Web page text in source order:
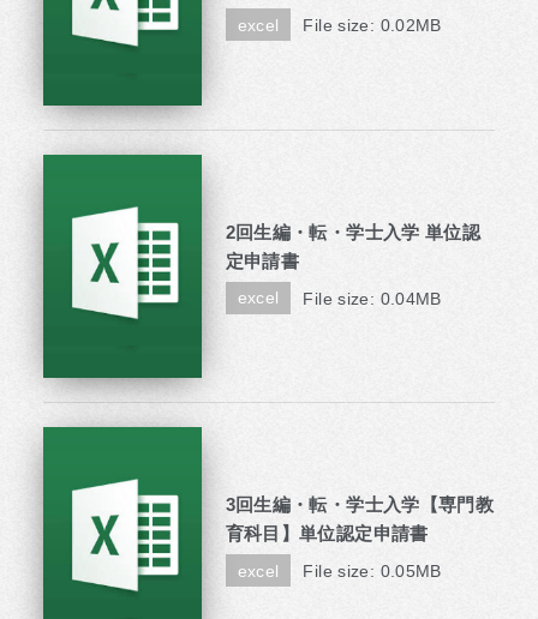
excel File size: 0.02MB
2回生編・転・学士入学 単位認
定申請書
excel File size: 0.04MB
3回生編・転・学士入学【専門教
育科目】単位認定申請書
excel File size: 0.05MB